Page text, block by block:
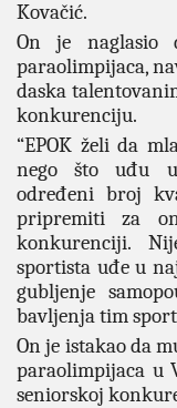
Kovačić.
On je naglasio
paraolimpijaca,
daska
konkurenciju.
“EPOK želi da
nego što uđu
određeni broj
pripremiti za
konkurenciji.
sportista uđe u
gubljenje
bavljenja tim
On je istakao da
paraolimpijaca u
seniorskoj